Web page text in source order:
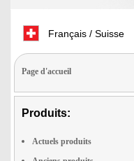
Français / Suisse
Page d'accueil
Produits:
Actuels produits